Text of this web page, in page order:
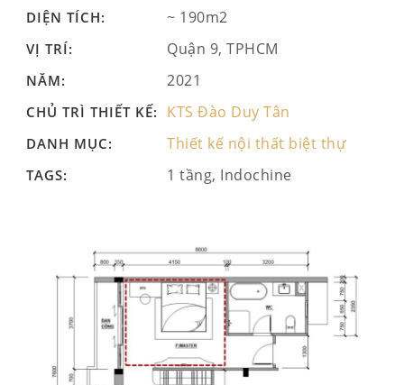
DIỆN TÍCH: ~ 190m2
VỊ TRÍ: Quận 9, TPHCM
NĂM: 2021
CHỦ TRÌ THIẾT KẾ: KTS Đào Duy Tân
DANH MỤC: Thiết kế nội thất biệt thự
TAGS: 1 tầng, Indochine